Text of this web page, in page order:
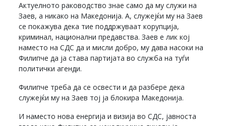
Актуелното раководство знае само да му служи на
Заев, а никако на Македонија. А, служејќи му на Заев
се покажува дека тие поддржуваат корупција,
криминал, национални предавства. Заев е лик кој
наместо на СДС да и мисли добро, му дава насоки на
Филипче да ја става партијата во служба на туѓи
политички агенди.
Филипче треба да се освести и да разбере дека
служејќи му на Заев тој ја блокира Македонија.
И наместо нова енергија и визија во СДС, јавноста